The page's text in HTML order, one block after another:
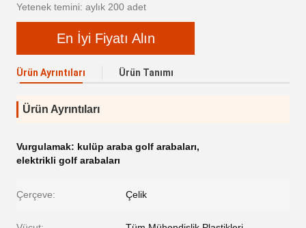
Yetenek temini: aylık 200 adet
En İyi Fiyatı Alın
Ürün Ayrıntıları Ürün Tanımı
Ürün Ayrıntıları
Vurgulamak: kulüp araba golf arabaları,
elektrikli golf arabaları
Çerçeve: Çelik